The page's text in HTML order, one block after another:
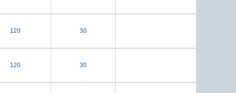
120 30
120 30